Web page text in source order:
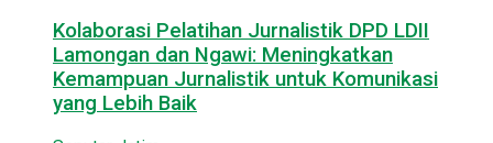
Kolaborasi Pelatihan Jurnalistik DPD LDII
Lamongan dan Ngawi: Meningkatkan
Kemampuan Jurnalistik untuk Komunikasi
yang Lebih Baik